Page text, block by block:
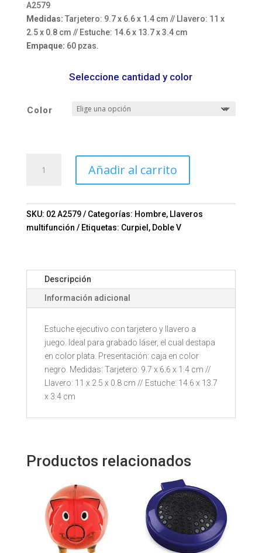
A2579
Medidas: Tarjetero: 9.7 x 6.6 x 1.4 cm // Llavero: 11 x
2.5 x 0.8 cm // Estuche: 14.6 x 13.7 x 3.4 cm
Empaque: 60 pzas.
Seleccione cantidad y color
Color
EJECUTIVO
Mod.
02-
Añadir al carrito
SKU: 02 A2579 Categorías: Hombre, Llaveros
multifunción
Etiquetas: Curpiel , Doble V
Descripción
Información adicional
Estuche ejecutivo con tarjetero y llavero a
juego. Ideal para grabado láser, el cual destapa
en color plata. Presentación: caja en color
negro. Medidas: Tarjetero: 9.7 x 6.6 x 1.4 cm //
Llavero: 11 x 2.5 x 0.8 cm // Estuche: 14.6 x 13.7
x 3.4 cm
Productos relacionados